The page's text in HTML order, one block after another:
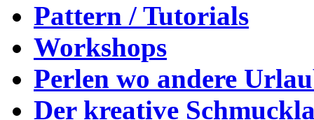
Pattern / Tutorials
Workshops
Perlen wo andere
Der kreative